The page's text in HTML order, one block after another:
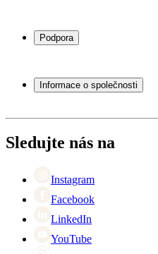
Stojany na víno
Vinný nábytek
Podpora
Servisní případ
Platba
Vrácení
Informace o společnosti
Black Friday
Singles Day
Sledujte nás na
Instagram
Facebook
LinkedIn
YouTube